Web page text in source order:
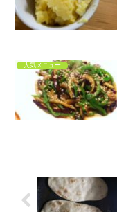
人気メニュー